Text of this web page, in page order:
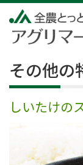
その他の
しいたけの